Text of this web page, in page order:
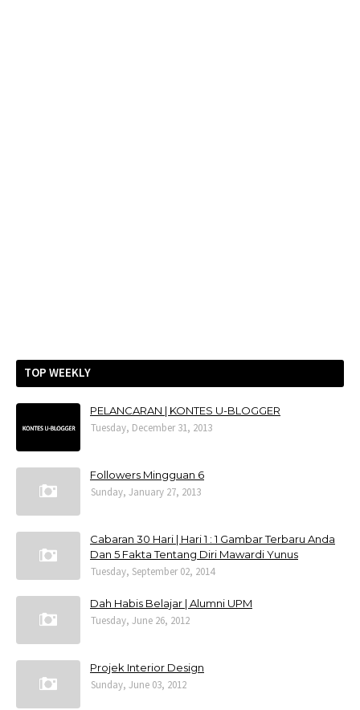
TOP WEEKLY
PELANCARAN | KONTES U-BLOGGER
Tuesday, December 31, 2013
Followers Mingguan 6
Sunday, January 27, 2013
Cabaran 30 Hari | Hari 1 : 1 Gambar Terbaru Anda
Dan 5 Fakta Tentang Diri Mawardi Yunus
Tuesday, September 02, 2014
Dah Habis Belajar | Alumni UPM
Tuesday, June 26, 2012
Projek Interior Design
Sunday, June 03, 2012